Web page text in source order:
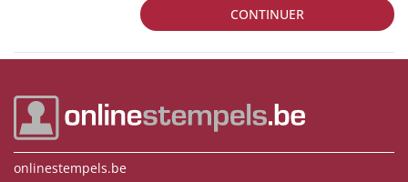
CONTINUER
onlinestempels.be